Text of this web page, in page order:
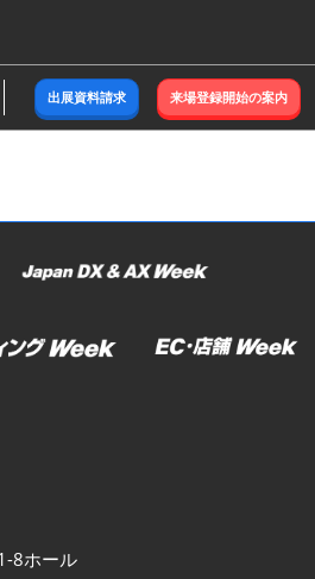
出展資料請求 来場登録開始の案内
8ホール